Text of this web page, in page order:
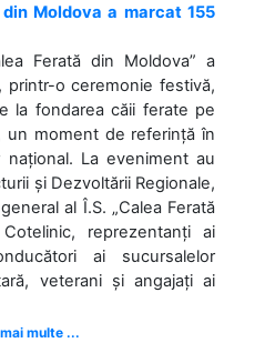
Moldova a marcat 155
Ferată din Moldova” a
printr-o ceremonie festivă,
la fondarea căii ferate pe
un moment de referință în
La eveniment au
și Dezvoltării Regionale,
al Î.S. „Calea Ferată
reprezentanți ai
ai sucursalelor
veterani și angajați ai
multe ...